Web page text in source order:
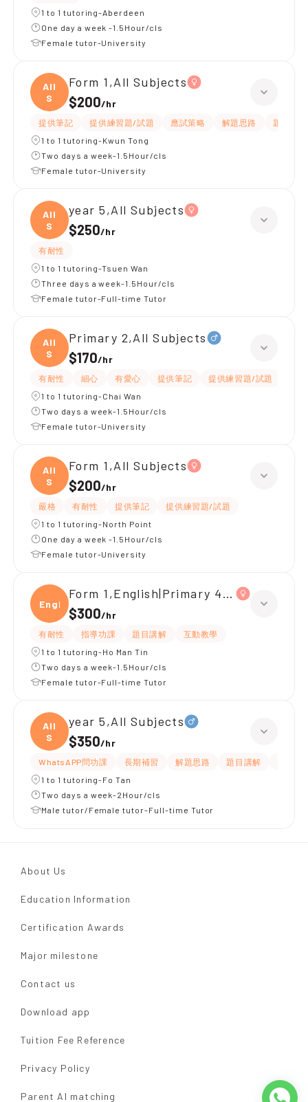
1 to 1 tutoring-Aberdeen
One day a week -1.5Hour/cls
Female tutor-University
All
S
Form 1,All Subjects
$200/hr
提供筆記 提供練習題/試題 應試策略 解題思路
題目講解
1 to 1 tutoring-Kwun Tong
Two days a week-1.5Hour/cls
Female tutor-University
All
S
year 5,All Subjects
$250/hr
有耐性
1 to 1 tutoring-Tsuen Wan
Three days a week-1.5Hour/cls
Female tutor-Full-time Tutor
All
S
Primary 2,All Subjects
$170/hr
有耐性 細心 有愛心 提供筆記 提供練習題/試題
1 to 1 tutoring-Chai Wan
Two days a week-1.5Hour/cls
Female tutor-University
All
S
Form 1,All Subjects
$200/hr
嚴格 有耐性 提供筆記
提供練習題/試題
1 to 1 tutoring-North Point
One day a week -1.5Hour/cls
Female tutor-University
Engli
Form 1,English|Primary 4,All Subjects
$300/hr
有耐性 指導功課 題目講解
互動教學
1 to 1 tutoring-Ho Man Tin
Two days a week-1.5Hour/cls
Female tutor-Full-time Tutor
All
S
year 5,All Subjects
$350/hr
WhatsAPP問功課 長期補習 解題思路 題目講解
1 to 1 tutoring-Fo Tan
Two days a week-2Hour/cls
Male tutor/Female tutor-Full-time Tutor
About Us
Education Information
Certification Awards
Major milestone
Contact us
Download app
Tuition Fee Reference
Privacy Policy
Parent AI matching